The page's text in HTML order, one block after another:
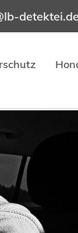
detektei.de